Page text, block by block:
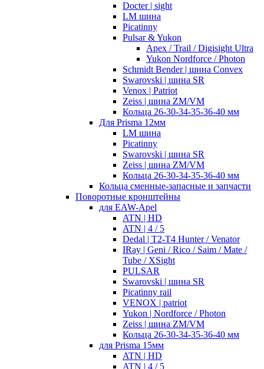
Docter | sight
LM шина
Picatinny
Pulsar & Yukon
Apex / Trail / Digisight Ultra
Yukon Nordforce / Photon
Schmidt Bender | шина Convex
Swarovski | шина SR
Venox | Patriot
Zeiss | шина ZM/VM
Кольца 26-30-34-35-36-40 мм
Для Prisma 12мм
LM шина
Picatinny
Swarovski | шина SR
Zeiss | шина ZM/VM
Кольца 26-30-34-35-36-40 мм
Кольца сменные-запасные и запчасти
Поворотные кронштейны
для EAW-Apel
ATN | HD
ATN | 4 / 5
Dedal | T2-T4 Hunter / Venator
IRay | Geni / Rico / Saim / Mate /
Tube / XSight
PULSAR
Swarovski | шина SR
Picatinny rail
VENOX | patriot
Yukon | Nordforce / Photon
Zeiss | шина ZM/VM
Кольца 26-30-34-35-36-40 мм
для Prisma 15мм
ATN | HD
ATN | 4 / 5